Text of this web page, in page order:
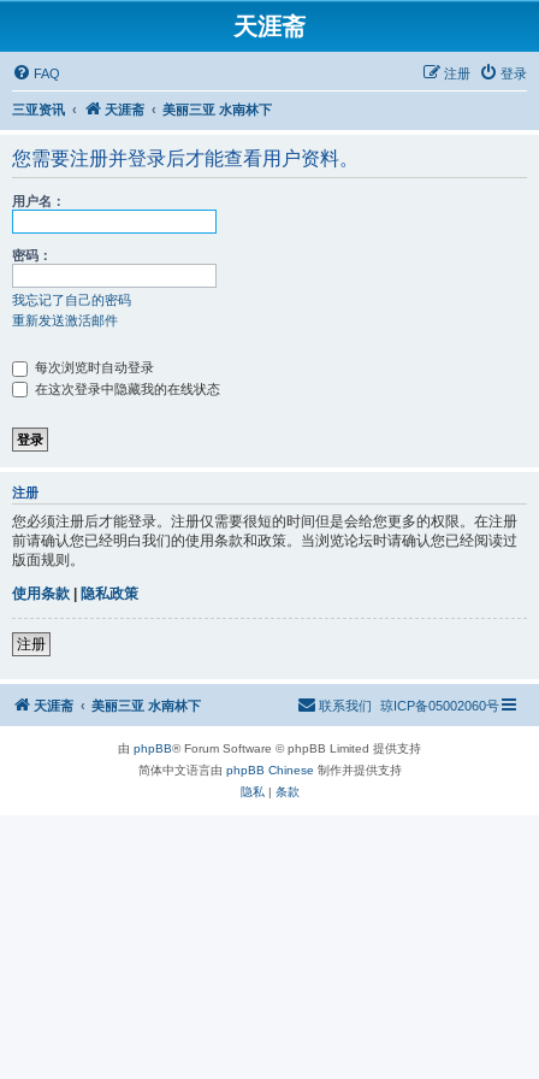
天涯斋
FAQ 登录
注册
三亚资讯 天涯斋 美丽三亚 水南林下
您需要注册并登录后才能查看用户资料。
用户名：
密码：
我忘记了自己的密码
重新发送激活邮件
每次浏览时自动登录
在这次登录中隐藏我的在线状态
注册
您必须注册后才能登录。注册仅需要很短的时间但是会给您更多的权限。在注册
前请确认您已经明白我们的使用条款和政策。当浏览论坛时请确认您已经阅读过
版面规则。
使用条款 | 隐私政策
注册
天涯斋 美丽三亚 水南林下 琼ICP备05002060号
联系我们
由 phpBB® Forum Software © phpBB Limited 提供支持
简体中文语言由 phpBB Chinese 制作并提供支持
隐私 | 条款